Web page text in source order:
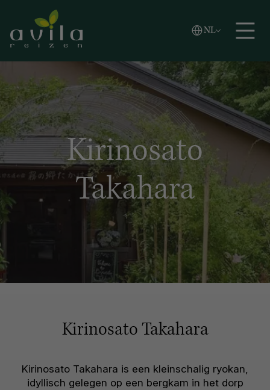
Zoeken
NL
Vlaams
English
Kirinosato
Takahara
Kirinosato Takahara
Kirinosato Takahara is een kleinschalig ryokan,
idyllisch gelegen op een bergkam in het dorp